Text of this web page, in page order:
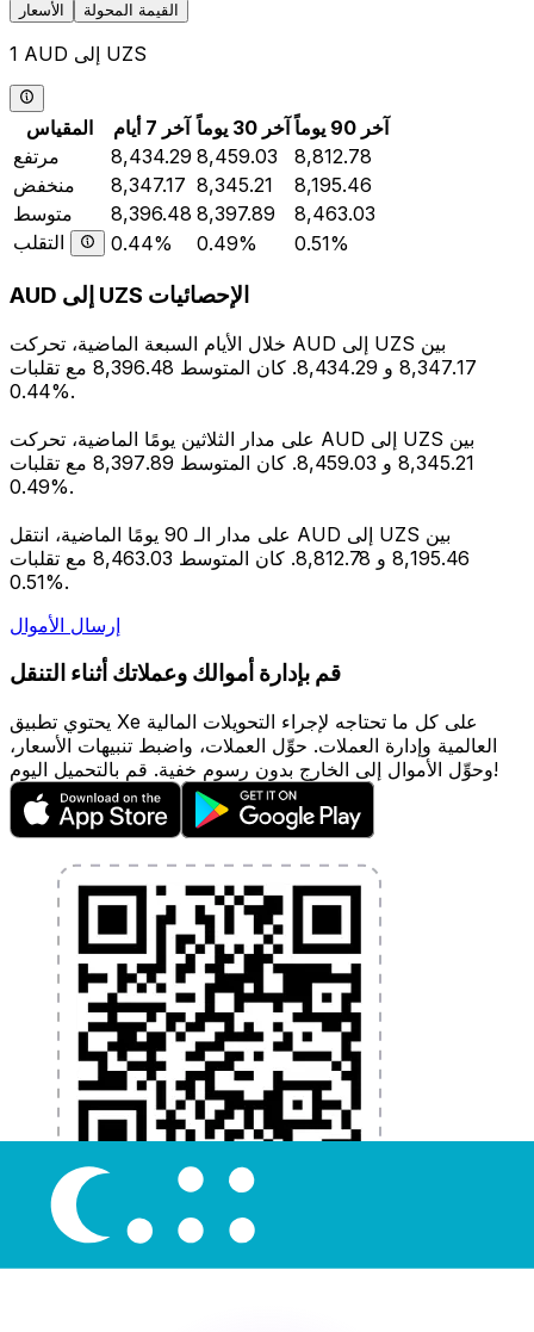
الأسعار القيمة المحولة
1 AUD إلى UZS
المقياس آخر 7 أيام آخر 30 يوماً
آخر 90 يوماً
مرتفع
8,434.29 8,459.03
8,812.78
منخفض
8,347.17 8,345.21
8,195.46
متوسط
8,396.48 8,397.89
8,463.03
التقلب
0.44% 0.49% 0.51%
AUD إلى UZS الإحصائيات
خلال الأيام السبعة الماضية، تحركت AUD إلى UZS بين
8,347.17 و 8,434.29. كان المتوسط 8,396.48 مع تقلبات
0.44%.
على مدار الثلاثين يومًا الماضية، تحركت AUD إلى UZS بين
8,345.21 و 8,459.03. كان المتوسط 8,397.89 مع تقلبات
0.49%.
على مدار الـ 90 يومًا الماضية، انتقل AUD إلى UZS بين
8,195.46 و 8,812.78. كان المتوسط 8,463.03 مع تقلبات
0.51%.
إرسال الأموال
قم بإدارة أموالك وعملاتك أثناء التنقل
يحتوي تطبيق Xe على كل ما تحتاجه لإجراء التحويلات المالية
العالمية وإدارة العملات. حوِّل العملات، واضبط تنبيهات الأسعار،
وحوِّل الأموال إلى الخارج بدون رسوم خفية. قم بالتحميل اليوم!